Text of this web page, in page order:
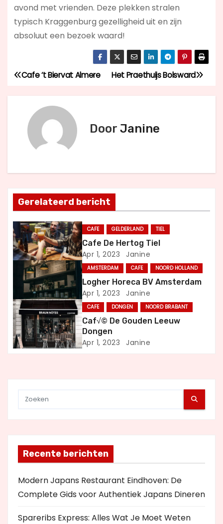
avond met vrienden. Deze plekken stralen
typisch Kraggenburg gezelligheid uit en zijn
absoluut een bezoek waard!
B
e
t
n
a
g
a
t
Het Praethuijs Bolsward
Cafe ‘t Biervat Almere
Door Janine
Gerelateerd bericht
CAFE GELDERLAND TIEL
Cafe De Hertog Tiel
Apr 1, 2023 Janine
AMSTERDAM CAFE NOORD HOLLAND
Logher Horeca BV Amsterdam
Apr 1, 2023 Janine
CAFE DONGEN NOORD BRABANT
Caf√© De Gouden Leeuw
Dongen
Apr 1, 2023 Janine
Recente berichten
Modern Japans Restaurant Eindhoven: De
Complete Gids voor Authentiek Japans Dineren
Spareribs Express: Alles Wat Je Moet Weten